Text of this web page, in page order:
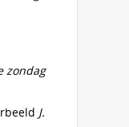
zondag
J.